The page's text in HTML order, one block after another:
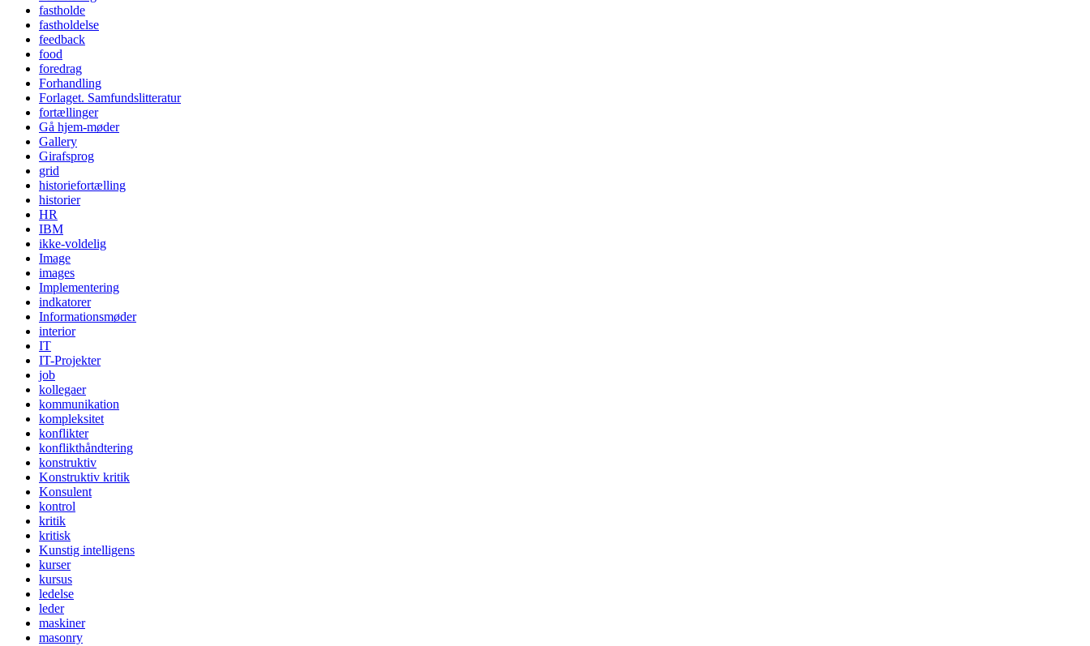
fastholde
fastholdelse
feedback
food
foredrag
Forhandling
Forlaget. Samfundslitteratur
fortællinger
Gå hjem-møder
Gallery
Girafsprog
grid
historiefortælling
historier
HR
IBM
ikke-voldelig
Image
images
Implementering
indkatorer
Informationsmøder
interior
IT
IT-Projekter
job
kollegaer
kommunikation
kompleksitet
konflikter
konflikthåndtering
konstruktiv
Konstruktiv kritik
Konsulent
kontrol
kritik
kritisk
Kunstig intelligens
kurser
kursus
ledelse
leder
maskiner
masonry